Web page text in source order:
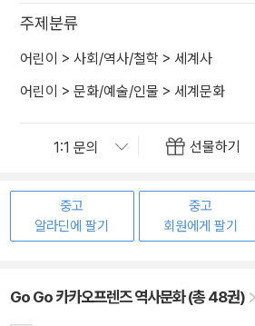
주제분류
어린이 > 사회/역사/철학 > 세계사
어린이 > 문화/예술/인물 > 세계문화
선물하기
중고
알라딘에 팔기
중고
회원에게 팔기
Go Go 카카오프렌즈 역사문화 (총 48권)